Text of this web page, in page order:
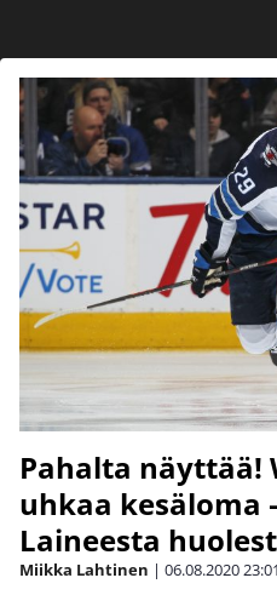
Pahalta näyttää!
uhkaa kesäloma
Laineesta
Miikka Lahtinen | 06.08.2020 23:01